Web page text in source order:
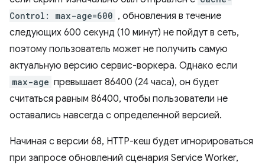
Control: max-age=600 , обновления в течение
следующих 600 секунд (10 минут) не пойдут в сеть,
поэтому пользователь может не получить самую
актуальную версию сервис-воркера. Однако если
max-age превышает 86400 (24 часа), он будет
считаться равным 86400, чтобы пользователи не
оставались навсегда с определенной версией.
Начиная с версии 68, HTTP-кеш будет игнорироваться
при запросе обновлений сценария Service Worker,